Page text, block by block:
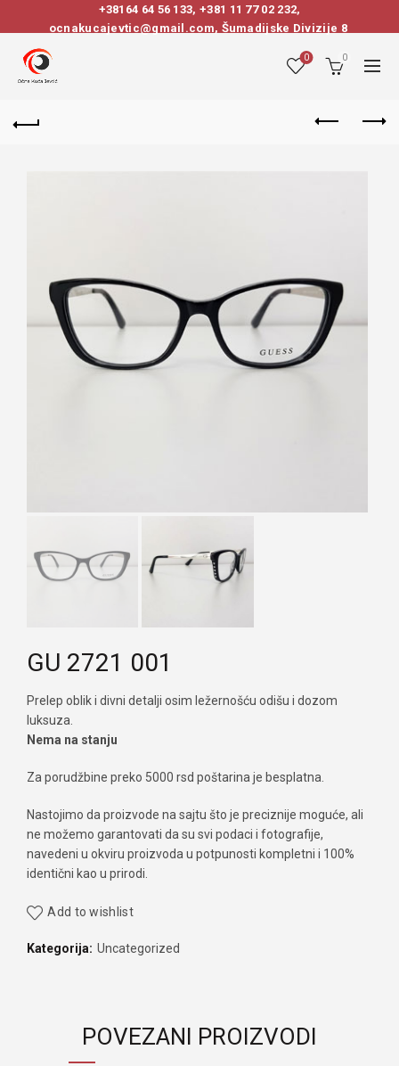
+38164 64 56 133, +381 11 77 02 232,
ocnakucajevtic@gmail.com, Šumadijske Divizije 8
0 0
GU 2721 001
Prelep oblik i divni detalji osim ležernošću odišu i dozom
luksuza.
Nema na stanju
Za porudžbine preko 5000 rsd poštarina je besplatna.
Nastojimo da proizvode na sajtu što je preciznije moguće, ali
ne možemo garantovati da su svi podaci i fotografije,
navedeni u okviru proizvoda u potpunosti kompletni i 100%
identični kao u prirodi.
Add to wishlist
Kategorija: Uncategorized
POVEZANI PROIZVODI